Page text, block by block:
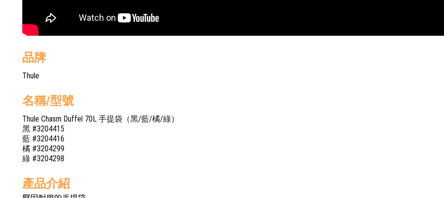
品牌
Thule
名稱/型號
Thule Chasm Duffel 70L 手提袋（黑/藍/橘/綠）
黑 #3204415
藍 #3204416
橘 #3204299
綠 #3204298
產品介紹